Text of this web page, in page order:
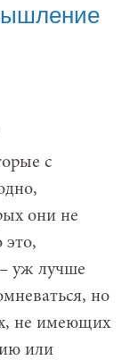
с
они не
это,
уж лучше
но
не имеющих
или